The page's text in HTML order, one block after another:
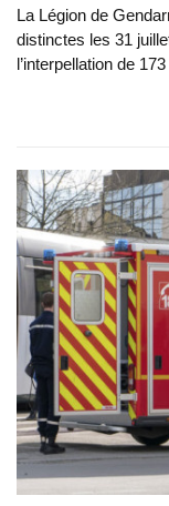
La Légion de
distinctes les 31
l’interpellation de